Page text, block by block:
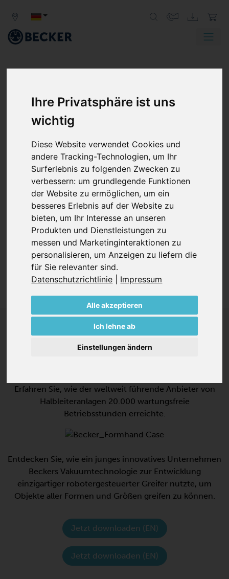
Ihre Privatsphäre ist uns
wichtig
Diese Website verwendet Cookies und
andere Tracking-Technologien, um Ihr
Surferlebnis zu folgenden Zwecken zu
verbessern: um grundlegende Funktionen
der Website zu ermöglichen, um ein
besseres Erlebnis auf der Website zu
bieten, um Ihr Interesse an unseren
Produkten und Dienstleistungen zu
messen und Marketinginteraktionen zu
personalisieren, um Anzeigen zu liefern die
für Sie relevanter sind.
Datenschutzrichtlinie
Impressum
Alle akzeptieren
Ich lehne ab
Einstellungen ändern
Zurück
PICK & PLACE
VAKUUMPUMPEN FÜR EIN SICHERES
HANDLING
Pick & Place ist ein Synonym für automatisierte
Handhabung. Vakuumerzeuger von Becker versorgen
Vakuumsauger zuverlässig mit Unterdruck für vielfältige
Hebe- und Transportaufgaben.
Für die Auswahl der perfekten Pick & Place-Lösung gibt
es so viele Kriterien, dass Überforderung fast
vorprogrammiert ist. Deshalb lohnt es sich, Becker zu
wählen. Wir haben die umfassende Erfahrung, das
Fachwissen und das Portfolio, um Ihre
Herausforderungen zu lösen und Leistungen zu steigen.
ERFOLGE
Erfahren Sie, wie der weltweit führende Anbieter von
Halbleiteranlagen 20.000 wartungsfreie
Betriebsstunden erreichte.
Entdecken Sie, wie ein junges innovatives Unternehmen
Beckers Vakuumtechnologie zur Entwicklung
einzigartiger robotergesteuerter Greifer nutzte, um
Objekte aller Formen und Größen greifen zu können.
Jetzt downloaden (EN)
Jetzt downloaden (EN)